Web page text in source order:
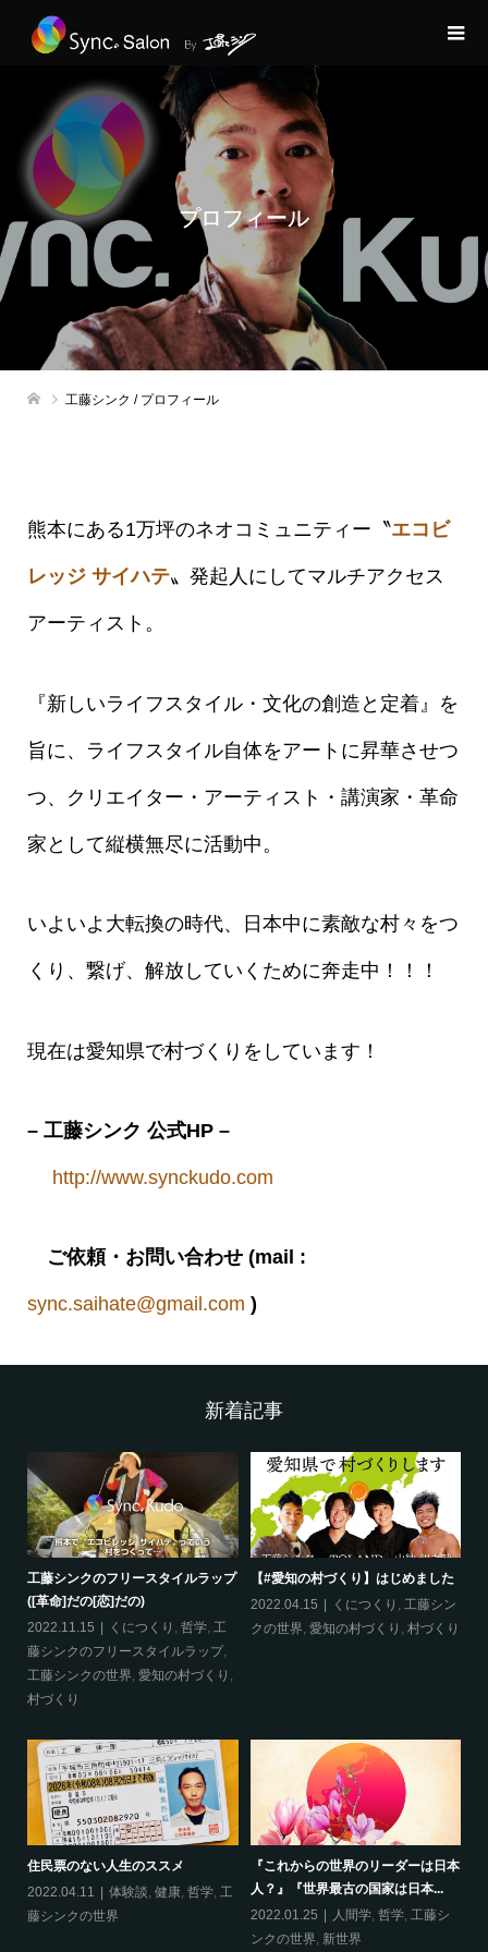
プロフィール
工藤シンク / プロフィール
熊本にある1万坪のネオコミュニティー〝エコビ
レッジ サイハテ〟発起人にしてマルチアクセス
アーティスト。
『新しいライフスタイル・文化の創造と定着』を
旨に、ライフスタイル自体をアートに昇華させつ
つ、クリエイター・アーティスト・講演家・革命
家として縦横無尽に活動中。
いよいよ大転換の時代、日本中に素敵な村々をつ
くり、繋げ、解放していくために奔走中！！！
現在は愛知県で村づくりをしています！
– 工藤シンク 公式HP –
http://www.synckudo.com
ご依頼・お問い合わせ (mail :
sync.saihate@gmail.com )
新着記事
工藤シンクのフリースタイルラップ
([革命]だの[恋]だの)
2022.11.15
くにつくり , 哲学, 工
藤シンクのフリースタイルラップ,
工藤シンクの世界, 愛知の村づくり ,
村づくり
【#愛知の村づくり】はじめました
2022.04.15
くにつくり , 工藤シン
クの世界, 愛知の村づくり , 村づくり
住民票のない人生のススメ
2022.04.11
体験談, 健康, 哲学, 工
藤シンクの世界
『これからの世界のリーダーは日本
人？』『世界最古の国家は日本...
2022.01.25
人間学, 哲学, 工藤シ
ンクの世界, 新世界